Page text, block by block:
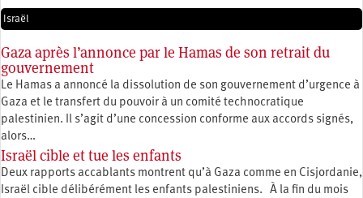
Israël
Gaza après l’annonce par le Hamas de son retrait du
gouvernement
Le Hamas a annoncé la dissolution de son gouvernement d’urgence à
Gaza et le transfert du pouvoir à un comité technocratique
palestinien. Il s’agit d’une concession conforme aux accords signés,
alors…
Israël cible et tue les enfants
Deux rapports accablants montrent qu’à Gaza comme en Cisjordanie,
Israël cible délibérément les enfants palestiniens. À la fin du mois